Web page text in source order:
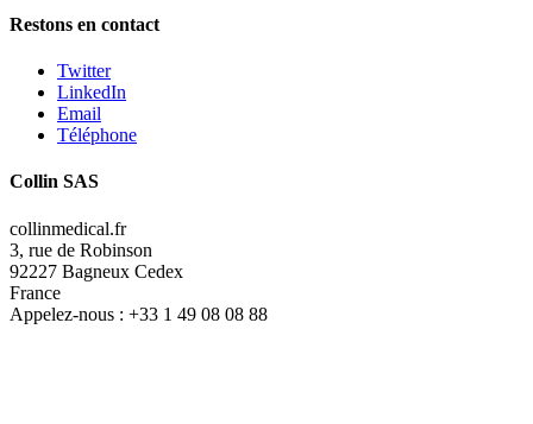
Restons en contact
Twitter
LinkedIn
Email
Téléphone
Collin SAS
collinmedical.fr
3, rue de Robinson
92227 Bagneux Cedex
France
Appelez-nous : +33 1 49 08 08 88